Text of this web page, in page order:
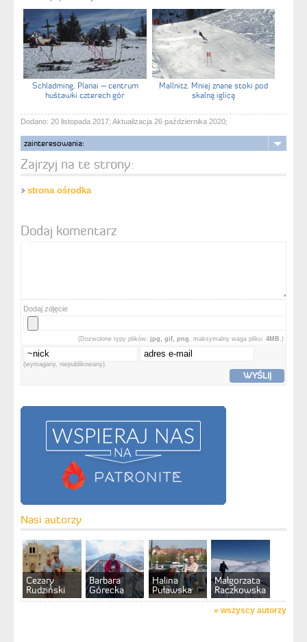
Schladming. Planai – centrum
huśtawki czterech gór
Mallnitz. Mniej znane stoki pod
skalną iglicą
Dodano: 20 listopada 2017; Aktualizacja 26 października 2020;
zainteresowania:
Zajrzyj na te strony:
strona ośrodka
Dodaj komentarz
Dodaj zdjęcie
(Dozwolone typy plików: jpg, gif, png , maksymalny waga pliku: 4MB. )
(wymagany, niepublikowany)
WYŚLIJ
Nasi autorzy
Cezary
Rudziński
Barbara
Górecka
Halina
Puławska
Małgorzata
Raczkowska
» wszyscy autorzy